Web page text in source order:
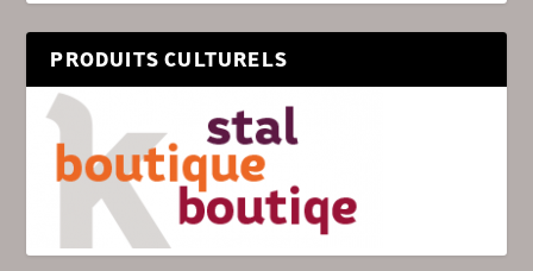
PRODUITS CULTURELS